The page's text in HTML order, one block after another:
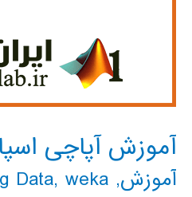
آموزش آپاچی
آموزش,
Data, weka